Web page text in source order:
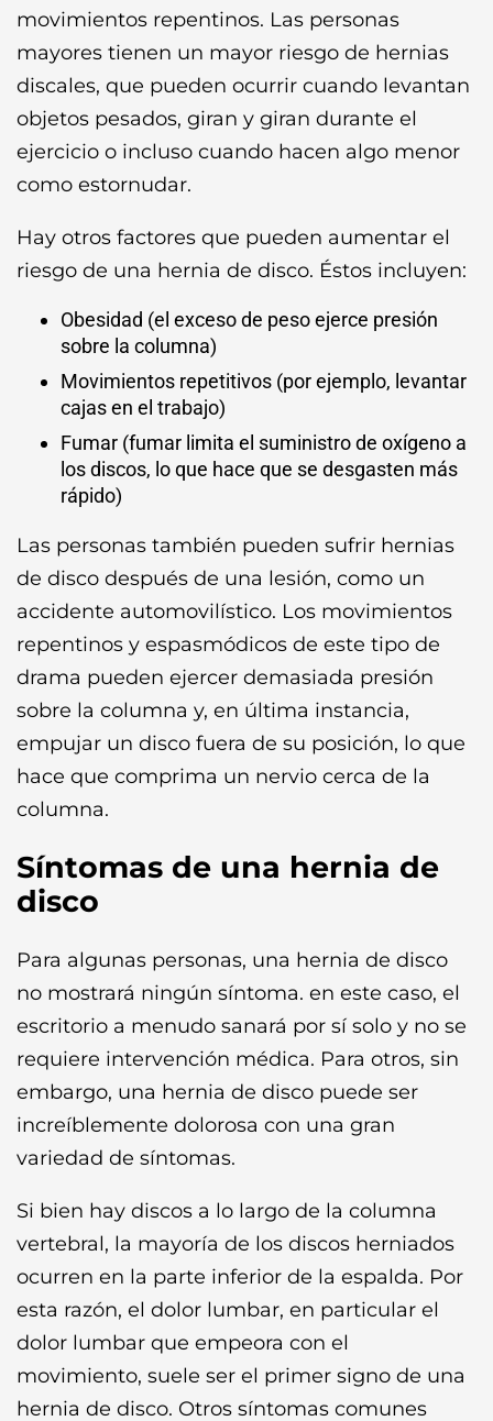
movimientos repentinos. Las personas
mayores tienen un mayor riesgo de hernias
discales, que pueden ocurrir cuando levantan
objetos pesados, giran y giran durante el
ejercicio o incluso cuando hacen algo menor
como estornudar.
Hay otros factores que pueden aumentar el
riesgo de una hernia de disco. Éstos incluyen:
Obesidad (el exceso de peso ejerce presión
sobre la columna)
Movimientos repetitivos (por ejemplo, levantar
cajas en el trabajo)
Fumar (fumar limita el suministro de oxígeno a
los discos, lo que hace que se desgasten más
rápido)
Las personas también pueden sufrir hernias
de disco después de una lesión, como un
accidente automovilístico. Los movimientos
repentinos y espasmódicos de este tipo de
drama pueden ejercer demasiada presión
sobre la columna y, en última instancia,
empujar un disco fuera de su posición, lo que
hace que comprima un nervio cerca de la
columna.
Síntomas de una hernia de
disco
Para algunas personas, una hernia de disco
no mostrará ningún síntoma. en este caso, el
escritorio a menudo sanará por sí solo y no se
requiere intervención médica. Para otros, sin
embargo, una hernia de disco puede ser
increíblemente dolorosa con una gran
variedad de síntomas.
Si bien hay discos a lo largo de la columna
vertebral, la mayoría de los discos herniados
ocurren en la parte inferior de la espalda. Por
esta razón, el dolor lumbar, en particular el
dolor lumbar que empeora con el
movimiento, suele ser el primer signo de una
hernia de disco. Otros síntomas comunes